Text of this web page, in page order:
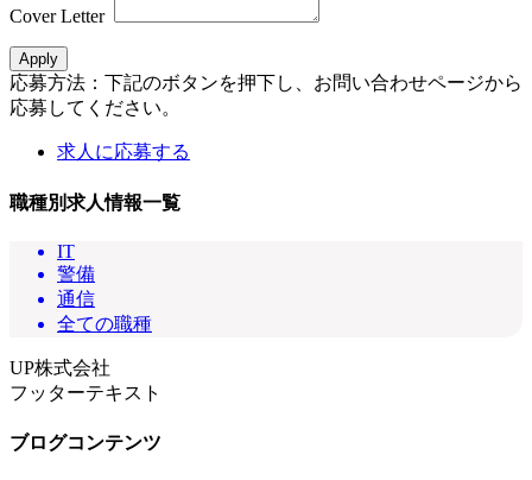
Cover Letter
Apply
応募方法：下記のボタンを押下し、お問い合わせページから
応募してください。
求人に応募する
職種別求人情報一覧
IT
警備
通信
全ての職種
UP株式会社
フッターテキスト
ブログコンテンツ